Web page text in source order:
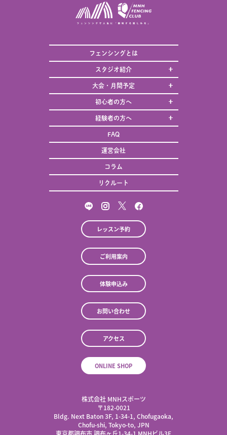
フェンシングとは
スタジオ紹介
大会・月間予定
初心者の方へ
経験者の方へ
FAQ
運営会社
コラム
リクルート
レッスン予約
ご利用案内
体験申込み
お問い合わせ
アクセス
ONLINE SHOP
株式会社 MNHスポーツ
​〒182-0021
Bldg. Next Baton 3F, 1-34-1, Chofugaoka,
Chofu-shi, Tokyo-to, JPN
東京都調布市 調布ヶ丘1-34-1 MNHビル3F